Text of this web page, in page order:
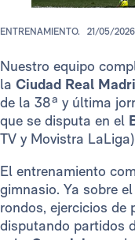
ENTRENAMIENTO. 21/05/2026
Nuestro equipo
la Ciudad Real
de la 38ª y última
que se disputa en el
TV y Movistra
El entrenamiento
gimnasio. Ya sobre
rondos, ejercicios de
disputando partidos